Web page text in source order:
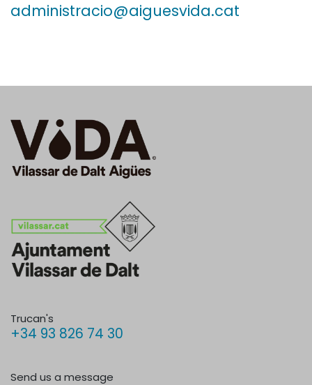
administracio@aiguesvida.cat
Trucan's
+34 93 826 74 30
Send us a message